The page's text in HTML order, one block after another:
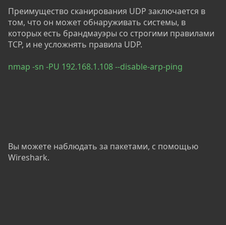
Преимущество сканирования UDP заключается в
том, что он может обнаруживать системы, в
которых есть брандмауэры со строгими правилами
TCP, и не усложнять правила UDP.
nmap -sn -PU 192.168.1.108 --disable-arp-ping
Вы можете наблюдать за пакетами, с помощью
Wireshark.